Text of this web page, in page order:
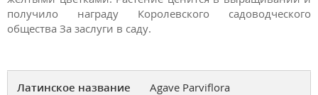
получило награду Королевского садоводческого
общества За заслуги в саду.
Латинское название Agave Parviflora